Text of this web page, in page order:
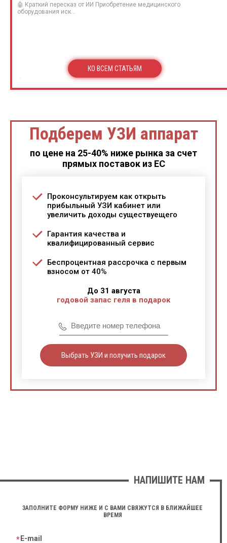
🤖 Краткий пересказ от ИИ Приобретение медицинского
оборудования иск...
КО ВСЕМ СТАТЬЯМ
Подберем УЗИ аппарат
по цене на 25-40% ниже рынка за счет
прямых поставок из ЕС
Проконсультируем как открыть
прибыльный УЗИ кабинет или
увеличить доходы существуещего
Гарантия качества и
квалифицированный сервис
Беспроцентная рассрочка с первым
взносом от 40%
До 31 августа
годовой запас геля в подарок
Выбрать УЗИ и получить подарок
НАПИШИТЕ НАМ
ЗАПОЛНИТЕ ФОРМУ НИЖЕ И С ВАМИ СВЯЖУТСЯ В БЛИЖАЙШЕЕ
ВРЕМЯ
E-mail